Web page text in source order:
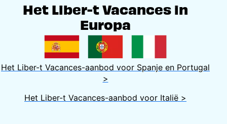
Het Liber-t Vacances in
Europa
Het Liber-t Vacances-aanbod voor Spanje en Portugal
>
Het Liber-t Vacances-aanbod voor Italië >